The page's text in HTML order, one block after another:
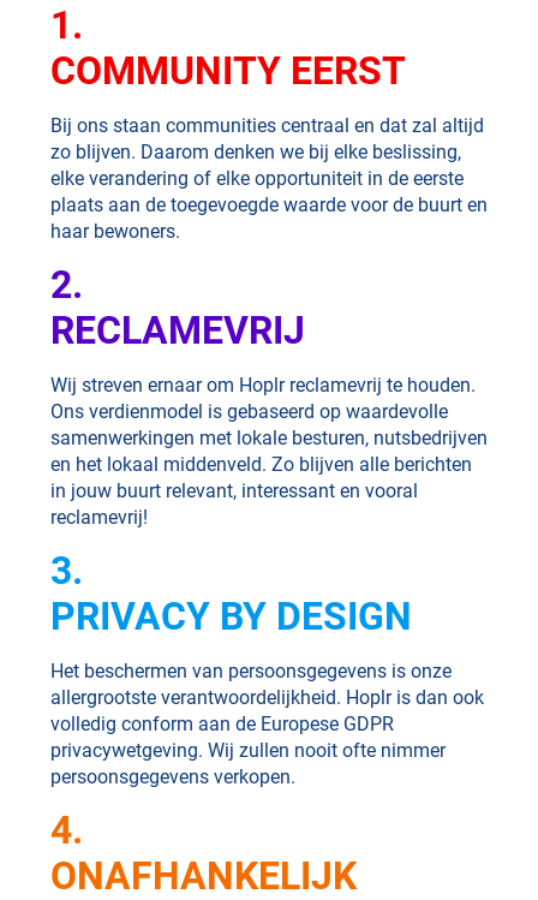
1.
COMMUNITY EERST
Bij ons staan communities centraal en dat zal altijd
zo blijven. Daarom denken we bij elke beslissing,
elke verandering of elke opportuniteit in de eerste
plaats aan de toegevoegde waarde voor de buurt en
haar bewoners.
2.
RECLAMEVRIJ
Wij streven ernaar om Hoplr reclamevrij te houden.
Ons verdienmodel is gebaseerd op waardevolle
samenwerkingen met lokale besturen, nutsbedrijven
en het lokaal middenveld. Zo blijven alle berichten
in jouw buurt relevant, interessant en vooral
reclamevrij!
3.
PRIVACY BY DESIGN
Het beschermen van persoonsgegevens is onze
allergrootste verantwoordelijkheid. Hoplr is dan ook
volledig conform aan de Europese GDPR
privacywetgeving. Wij zullen nooit ofte nimmer
persoonsgegevens verkopen.
4.
ONAFHANKELIJK